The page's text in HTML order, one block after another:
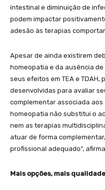
intestinal e diminuição de
podem impactar
adesão às terapias
Apesar de ainda existirem
homeopatia e da ausência
seus efeitos em TEA e TDAH,
desenvolvidas para avaliar
complementar associada
homeopatia não substitui o
nem as terapias
atuar de forma
profissional adequado”,
Mais opções, mais